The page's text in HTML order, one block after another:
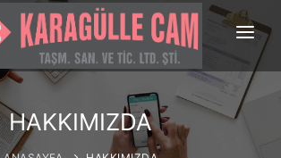
HAKKIMIZDA